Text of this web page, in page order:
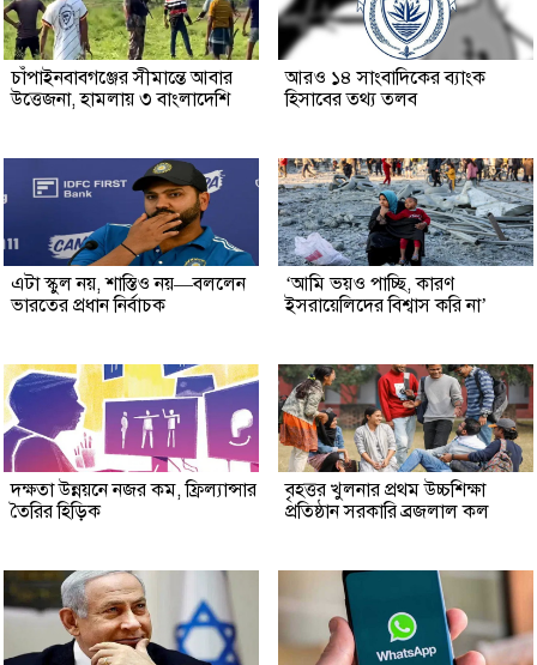
চাঁপাইনবাবগঞ্জের সীমান্তে আবার
উত্তেজনা, হামলায় ৩ বাংলাদেশি
আরও ১৪ সাংবাদিকের ব্যাংক
হিসাবের তথ্য তলব
এটা স্কুল নয়, শাস্তিও নয়—বললেন
ভারতের প্রধান নির্বাচক
‘আমি ভয়ও পাচ্ছি, কারণ
ইসরায়েলিদের বিশ্বাস করি না’
দক্ষতা উন্নয়নে নজর কম, ফ্রিল্যান্সার
তৈরির হিড়িক
বৃহত্তর খুলনার প্রথম উচ্চশিক্ষা
প্রতিষ্ঠান সরকারি ব্রজলাল কল